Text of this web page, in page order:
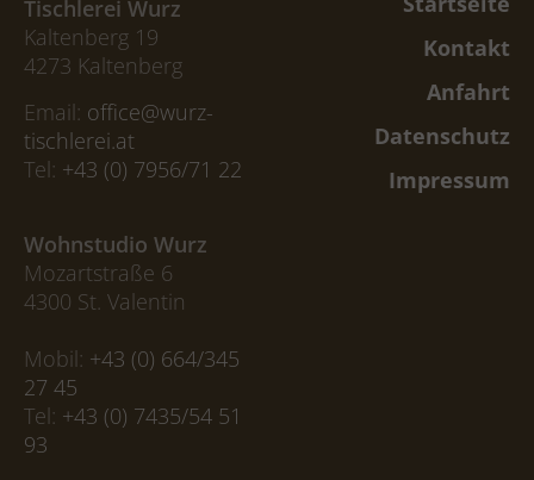
Tischlerei Wurz
Kaltenberg 19
4273 Kaltenberg
Email: office@wurz-
tischlerei.at
Tel: +43 (0) 7956/71 22
Wohnstudio Wurz
Mozartstraße 6
4300 St. Valentin
Mobil: +43 (0) 664/345
27 45
Tel: +43 (0) 7435/54 51
93
Kontakt
Anfahrt
Datenschutz
Impressum